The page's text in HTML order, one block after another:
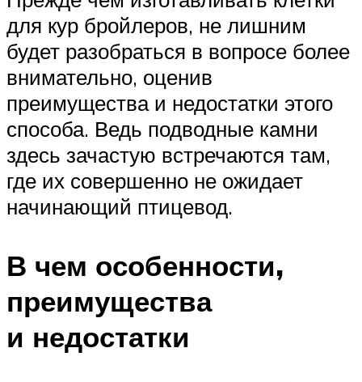
для кур бройлеров, не лишним
будет разобраться в вопросе более
внимательно, оценив
преимущества и недостатки этого
способа. Ведь подводные камни
здесь зачастую встречаются там,
где их совершенно не ожидает
начинающий птицевод.
В чем особенности,
преимущества
и недостатки